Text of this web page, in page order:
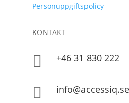
Personuppgiftspolicy
KONTAKT
 +46 31 830 222
 info@accessiq.se